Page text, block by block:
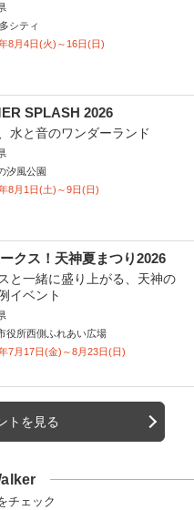
シティ
8月4日(火)～16日(日)
SPLASH 2026
水と音のワンダーランド
汐風公園
8月1日(土)～9日(日)
クス！天神夏まつり2026
と一緒に盛り上がる、天神の
イベント
役所西側ふれあい広場
7月17日(金)～8月23日(日)
トを見る
チェック